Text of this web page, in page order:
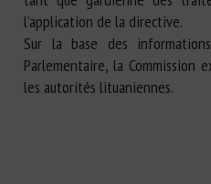
l’application de la directive.
Sur la base des
Parlementaire, la Commission
les autorités lituaniennes.